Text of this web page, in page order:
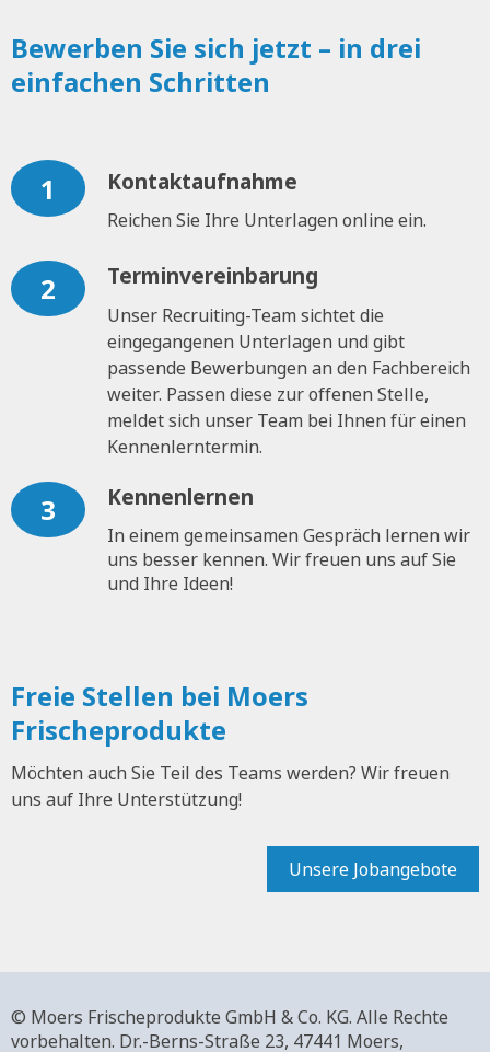
Bewerben Sie sich jetzt – in drei
einfachen Schritten
1 Kontaktaufnahme
Reichen Sie Ihre Unterlagen online ein.
2 Terminvereinbarung
Unser Recruiting-Team sichtet die
eingegangenen Unterlagen und gibt
passende Bewerbungen an den Fachbereich
weiter. Passen diese zur offenen Stelle,
meldet sich unser Team bei Ihnen für einen
Kennenlerntermin.
3 Kennenlernen
In einem gemeinsamen Gespräch lernen wir
uns besser kennen. Wir freuen uns auf Sie
und Ihre Ideen!
Freie Stellen bei Moers
Frischeprodukte
Möchten auch Sie Teil des Teams werden? Wir freuen
uns auf Ihre Unterstützung!
Unsere Jobangebote
© Moers Frischeprodukte GmbH & Co. KG. Alle Rechte
vorbehalten. Dr.-Berns-Straße 23, 47441 Moers,